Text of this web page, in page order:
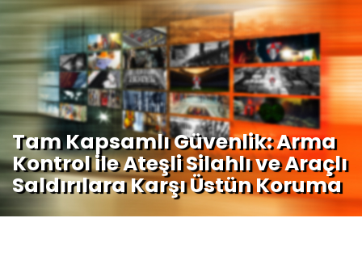
Tam Kapsamlı Güvenlik: Arma
Kontrol ile Ateşli Silahlı ve Araçlı
Saldırılara Karşı Üstün Koruma